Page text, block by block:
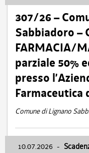
307/26 –
Sabbiadoro –
FARMACIA/
parziale 50%
presso
Farmaceutica
Comune di Lignano
10.07.2026 -